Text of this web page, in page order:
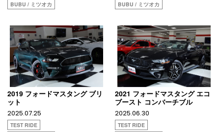
BUBU / ミツオカ
BUBU / ミツオカ
2019 フォードマスタング ブリ
ット
2025.07.25
TEST RIDE
2021 フォードマスタング エコ
ブースト コンバーチブル
2025.06.30
TEST RIDE